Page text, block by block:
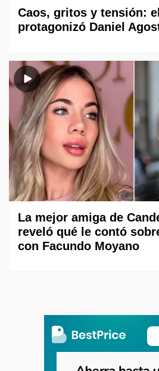
Caos, gritos y tensión:
protagonizó Daniel
La mejor amiga de
reveló qué le contó
con Facundo Moyano